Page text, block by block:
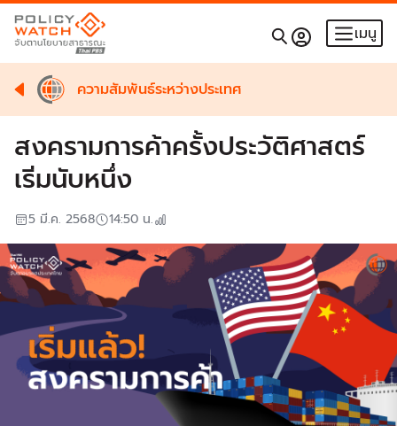
เมนู
ความสัมพันธ์ระหว่างประเทศ
สงครามการค้าครั้งประวัติศาสตร์
เริ่มนับหนึ่ง
5 มี.ค. 2568 14:50 น.